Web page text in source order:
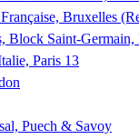
Bruxelles
Block Saint-Germain,
Paris 13
Puech & Savoy